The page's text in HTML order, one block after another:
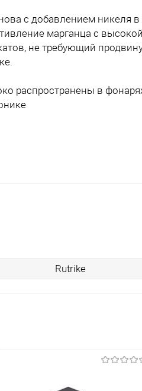
с добавлением никеля
марганца с
не требующий
распространены в
Rutrike